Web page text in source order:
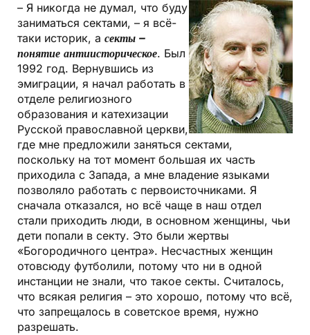
– Я никогда не думал, что буду
заниматься сектами, – я всё-
таки историк, а секты –
понятие анти­историческое. Был
1992 год. Вернувшись из
эмиграции, я начал работать в
отделе религиозного
образования и катехизации
Русской православной церкви,
где мне предложили заняться сектами,
поскольку на тот момент большая их часть
приходила с Запада, а мне владение языками
позволяло работать с первоисточниками. Я
сначала отказался, но всё чаще в наш отдел
стали приходить люди, в основном женщины, чьи
дети попали в секту. Это были жертвы
«Богородичного центра». Несчастных женщин
отовсюду футболили, потому что ни в одной
инстанции не знали, что такое секты. Считалось,
что всякая религия – это хорошо, потому что всё,
что запрещалось в советское время, нужно
разрешать.